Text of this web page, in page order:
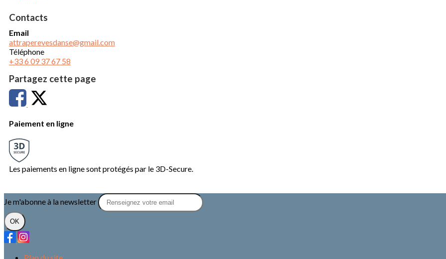
Contacts
Email
attraperevesdanse@gmail.com
Téléphone
+33 6 09 37 67 58
Partagez cette page
Paiement en ligne
Les paiements en ligne sont protégés par le 3D-Secure.
Je m'abonne à la newsletter
OK